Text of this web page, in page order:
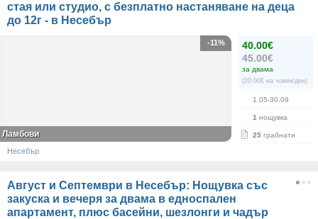
стая или студио, с безплатно настаняване на деца
до 12г - в Несебър
40.00€
45.00€
за двама
(20.00€ на човек/ден)
1.05-30.09
1 нощувка
25 грабнати
-11%
Ламбови
Несебър
Август и Септември в Несебър: Нощувка със
закуска и вечеря за двама в едноспален
апартамент, плюс басейни, шезлонги и чадър